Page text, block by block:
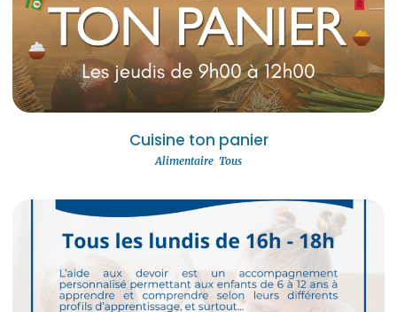
Cuisine ton panier
Alimentaire, Tous